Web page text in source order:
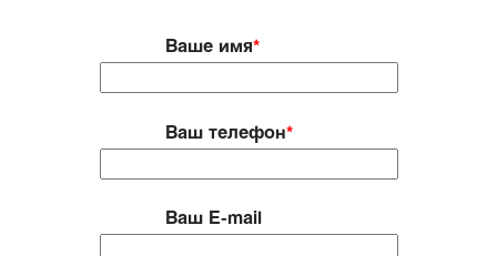
Ваше имя*
Ваш телефон*
Ваш E-mail